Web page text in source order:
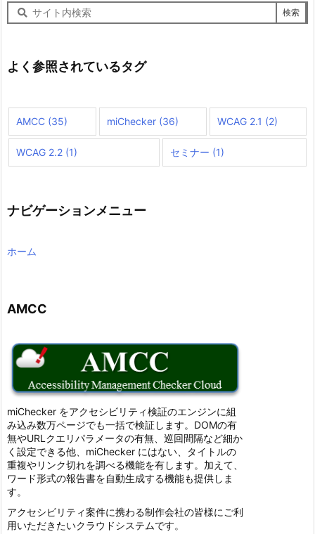
サ
イ
検
索
よく参照されているタグ
AMCC (35) miChecker(36) WCAG 2.1 (2)
WCAG 2.2 (1) セミナー (1)
ナビゲーションメニュー
ホーム
AMCC
miChecker をアクセシビリティ検証のエンジンに組
み込み数万ページでも一括で検証します。DOMの有
無やURLクエリパラメータの有無、巡回間隔など細か
く設定できる他、miChecker にはない、タイトルの
重複やリンク切れを調べる機能を有します。加えて、
ワード形式の報告書を自動生成する機能も提供しま
す。
アクセシビリティ案件に携わる制作会社の皆様にご利
用いただきたいクラウドシステムです。